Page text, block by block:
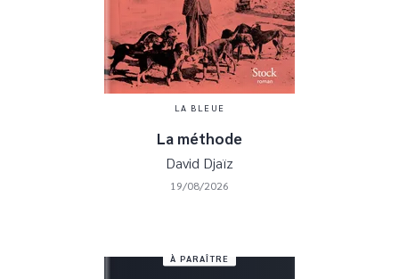
LA BLEUE
La méthode
David Djaïz
19/08/2026
À PARAÎTRE